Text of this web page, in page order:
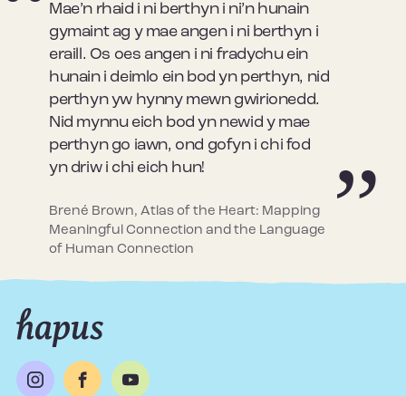
Mae’n rhaid i ni berthyn i ni’n hunain
gymaint ag y mae angen i ni berthyn i
eraill. Os oes angen i ni fradychu ein
hunain i deimlo ein bod yn perthyn, nid
perthyn yw hynny mewn gwirionedd.
Nid mynnu eich bod yn newid y mae
perthyn go iawn, ond gofyn i chi fod
yn driw i chi eich hun!
Brené Brown, Atlas of the Heart: Mapping
Meaningful Connection and the Language
of Human Connection